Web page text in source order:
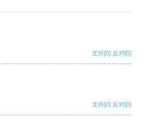
支持[0] 反对[0]
支持[0] 反对[0]